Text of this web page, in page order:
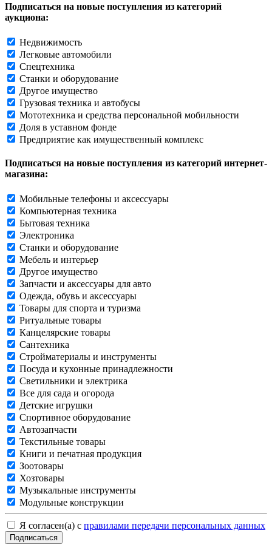
Подписаться на новые поступления из категорий
аукциона:
Недвижимость
Легковые автомобили
Спецтехника
Станки и оборудование
Другое имущество
Грузовая техника и автобусы
Мототехника и средства персональной мобильности
Доля в уставном фонде
Предприятие как имущественный комплекс
Подписаться на новые поступления из категорий интернет-
магазина:
Мобильные телефоны и аксессуары
Компьютерная техника
Бытовая техника
Электроника
Станки и оборудование
Мебель и интерьер
Другое имущество
Запчасти и аксессуары для авто
Одежда, обувь и аксессуары
Товары для спорта и туризма
Ритуальные товары
Канцелярские товары
Сантехника
Стройматериалы и инструменты
Посуда и кухонные принадлежности
Светильники и электрика
Все для сада и огорода
Детские игрушки
Спортивное оборудование
Автозапчасти
Текстильные товары
Книги и печатная продукция
Зоотовары
Хозтовары
Музыкальные инструменты
Модульные конструкции
Я согласен(а) с правилами передачи персональных данных
Подписаться